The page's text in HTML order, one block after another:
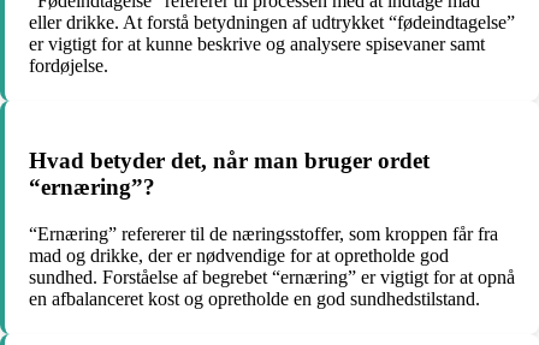
eller drikke. At forstå betydningen af udtrykket “fødeindtagelse”
er vigtigt for at kunne beskrive og analysere spisevaner samt
fordøjelse.
Hvad betyder det, når man bruger ordet
“ernæring”?
“Ernæring” refererer til de næringsstoffer, som kroppen får fra
mad og drikke, der er nødvendige for at opretholde god
sundhed. Forståelse af begrebet “ernæring” er vigtigt for at opnå
en afbalanceret kost og opretholde en god sundhedstilstand.